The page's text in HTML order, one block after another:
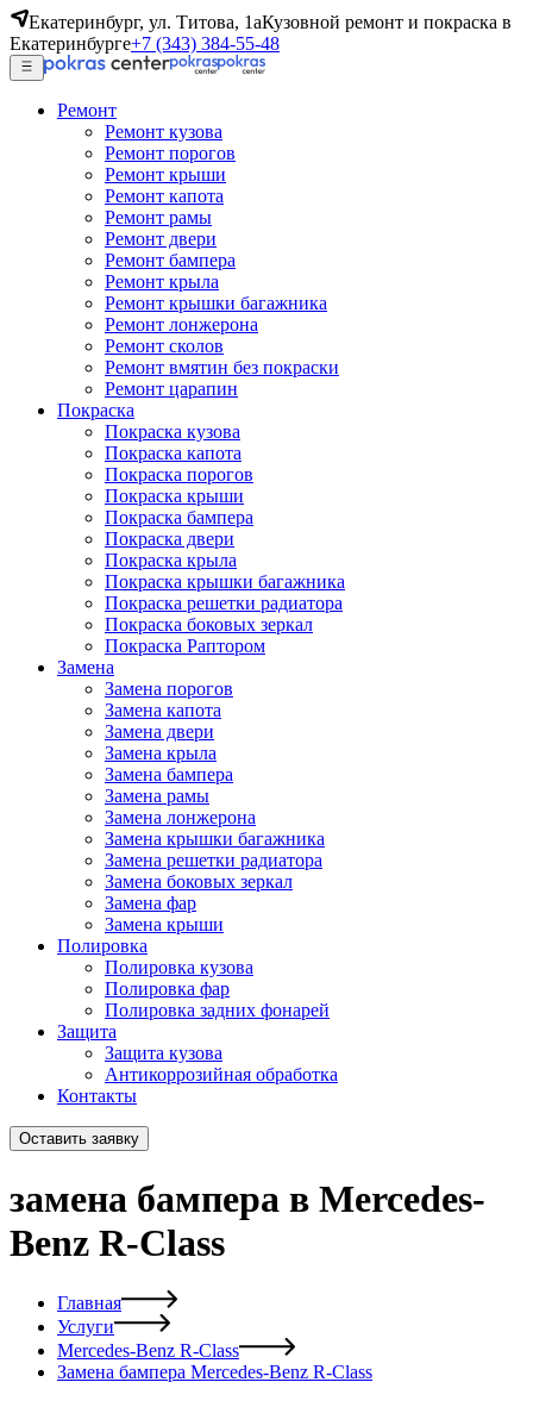
Екатеринбург, ул. Титова, 1аКузовной ремонт и покраска в
Екатеринбурге+7 (343) 384-55-48
Ремонт
Ремонт кузова
Ремонт порогов
Ремонт крыши
Ремонт капота
Ремонт рамы
Ремонт двери
Ремонт бампера
Ремонт крыла
Ремонт крышки багажника
Ремонт лонжерона
Ремонт сколов
Ремонт вмятин без покраски
Ремонт царапин
Покраска
Покраска кузова
Покраска капота
Покраска порогов
Покраска крыши
Покраска бампера
Покраска двери
Покраска крыла
Покраска крышки багажника
Покраска решетки радиатора
Покраска боковых зеркал
Покраска Раптором
Замена
Замена порогов
Замена капота
Замена двери
Замена крыла
Замена бампера
Замена рамы
Замена лонжерона
Замена крышки багажника
Замена решетки радиатора
Замена боковых зеркал
Замена фар
Замена крыши
Полировка
Полировка кузова
Полировка фар
Полировка задних фонарей
Защита
Защита кузова
Антикоррозийная обработка
Контакты
Оставить заявку
замена бампера в Mercedes-
Benz R-Class
Главная
Услуги
Mercedes-Benz R-Class
Замена бампера Mercedes-Benz R-Class